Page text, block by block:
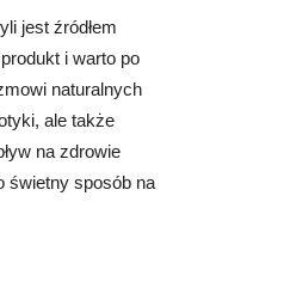
jest źródłem
i warto po
naturalnych
ale także
na zdrowie
świetny sposób na